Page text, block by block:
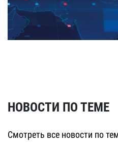
НОВОСТИ ПО ТЕМЕ
Смотреть все новости по